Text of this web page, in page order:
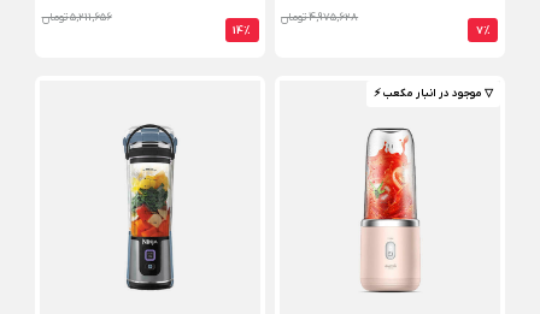
4,975,628 تومان
7%
5,211,656 تومان
14%
▽ موجود در انبار مکعب ⚡️